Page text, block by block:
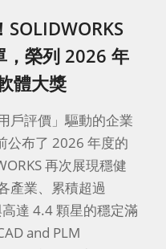
，榮列 2026 年
體大獎
戶評價」驅動的企業
公布了 2026 年度的
再次展現穩健
產業、累積超過
達 4.4 顆星的穩定滿
and PLM